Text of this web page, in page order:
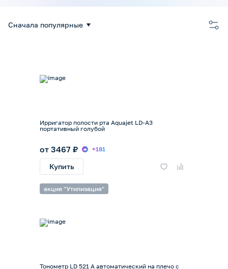
Сначала популярные
Ирригатор полости рта Aquajet LD-A3
портативный голубой
от 3467 ₽ +181
Купить
акция "Утилизация"
Тонометр LD 521 А автоматический на плечо с